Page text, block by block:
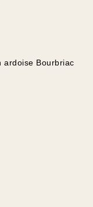
ardoise Bourbriac